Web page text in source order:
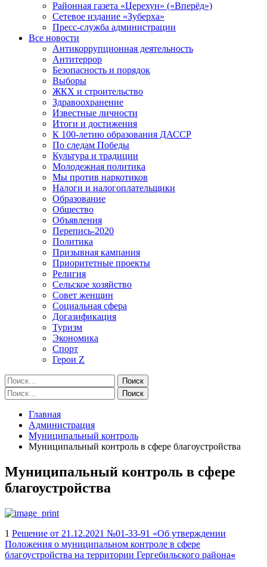
Районная газета «Церехун» («Вперёд»)
Сетевое издание «Зуберха»
Пресс-служба администрации
Все новости
Антикоррупционная деятельность
Антитеррор
Безопасность и порядок
Выборы
ЖКХ и строительство
Здравоохранение
Известные личности
Итоги и достижения
К 100-летию образования ДАССР
По следам Победы
Культура и традиции
Молодежная политика
Мы против наркотиков
Налоги и налогоплательщики
Образование
Общество
Объявления
Перепись-2020
Политика
Призывная кампания
Приоритетные проекты
Религия
Сельское хозяйство
Совет женщин
Социальная сфера
Догазификация
Туризм
Экономика
Спорт
Герои Z
Найти:
Найти:
Главная
Администрация
Муниципальный контроль
Муниципальный контроль в сфере благоустройства
Муниципальный контроль в сфере
благоустройства
1 Решение от 21.12.2021 №01-33-91 «Об утверждении
Положения о муниципальном контроле в сфере
благоустройства на территории Гергебильского района«